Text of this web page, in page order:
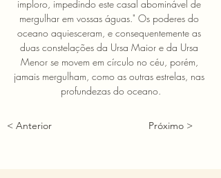
imploro, impedindo este casal abominável de
mergulhar em vossas águas." Os poderes do
oceano aquiesceram, e consequentemente as
duas constelações da Ursa Maior e da Ursa
Menor se movem em círculo no céu, porém,
jamais mergulham, como as outras estrelas, nas
profundezas do oceano.
< Anterior Próximo >